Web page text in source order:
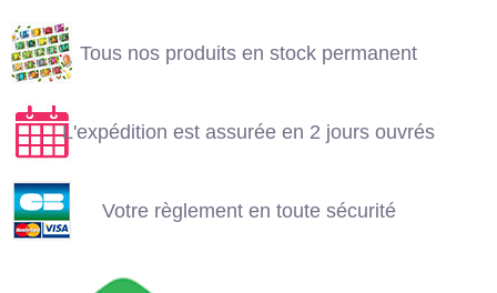
Tous nos produits en stock permanent
assurée en 2 jours
ouvrés
L'expédition est assurée en 2 jours ouvrés
Votre règlement en
toute sécurité
Votre règlement en toute sécurité